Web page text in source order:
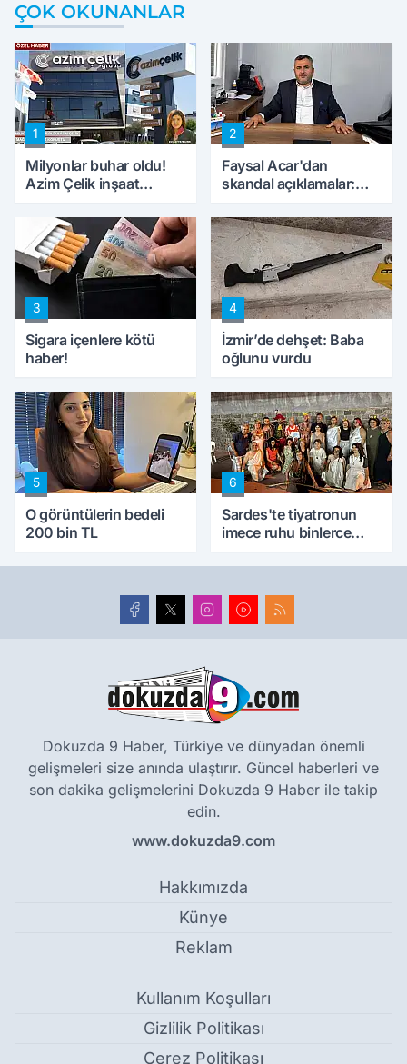
ÇOK OKUNANLAR
1
Milyonlar buhar oldu!
Azim Çelik inşaat
konuştu
2
Faysal Acar'dan
skandal açıklamalar:
peynircilerimizi de
kıskaca aldı, müdahale
ettik'
3
Sigara içenlere kötü
haber!
4
İzmir’de dehşet: Baba
oğlunu vurdu
5
O görüntülerin bedeli
200 bin TL
6
Sardes'te tiyatronun
imece ruhu binlerce
Dokuzda 9 Haber, Türkiye ve dünyadan önemli
gelişmeleri size anında ulaştırır. Güncel haberleri ve
son dakika gelişmelerini Dokuzda 9 Haber ile takip
edin.
www.dokuzda9.com
Hakkımızda
Künye
Reklam
Kullanım Koşulları
Gizlilik Politikası
Çerez Politikası